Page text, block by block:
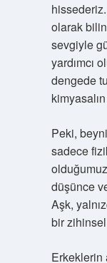
olarak
sevgiyle
yardımcı
dengede
Peki,
sadece
düşünce
Aşk,
bir
Erkeklerin